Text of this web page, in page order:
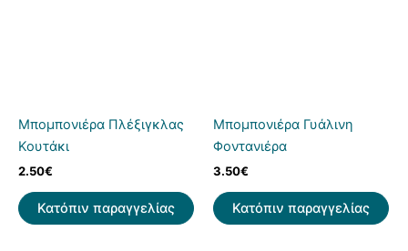
Μπομπονιέρα Πλέξιγκλας
Κουτάκι
2.50€
Κατόπιν παραγγελίας
Μπομπονιέρα Γυάλινη
Φοντανιέρα
3.50€
Κατόπιν παραγγελίας